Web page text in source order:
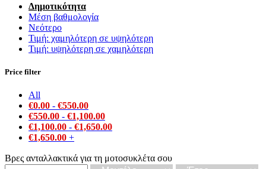
Δημοτικότητα
Μέση βαθμολογία
Νεότερο
Τιμή: χαμηλότερη σε υψηλότερη
Τιμή: υψηλότερη σε χαμηλότερη
Price filter
All
€0.00 - €550.00
€550.00 - €1,100.00
€1,100.00 - €1,650.00
€1,650.00 +
Βρες ανταλλακτικά για τη μοτοσυκλέτα σου